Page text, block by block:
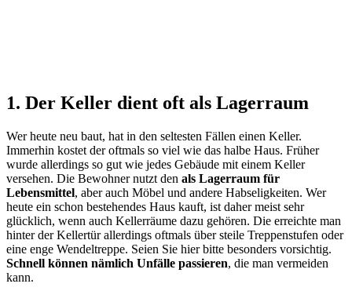
1. Der Keller dient oft als Lagerraum
Wer heute neu baut, hat in den seltesten Fällen einen Keller.
Immerhin kostet der oftmals so viel wie das halbe Haus. Früher
wurde allerdings so gut wie jedes Gebäude mit einem Keller
versehen. Die Bewohner nutzt den als Lagerraum für
Lebensmittel, aber auch Möbel und andere Habseligkeiten. Wer
heute ein schon bestehendes Haus kauft, ist daher meist sehr
glücklich, wenn auch Kellerräume dazu gehören. Die erreichte man
hinter der Kellertür allerdings oftmals über steile Treppenstufen oder
eine enge Wendeltreppe. Seien Sie hier bitte besonders vorsichtig.
Schnell können nämlich Unfälle passieren, die man vermeiden
kann.